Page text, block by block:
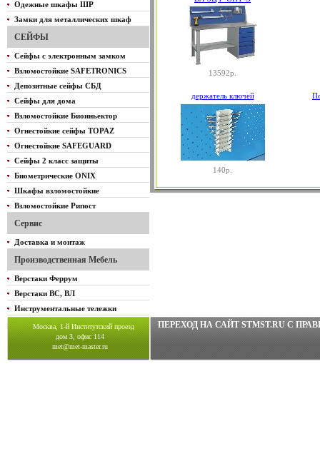
Одежные шкафы ШР
Замки для металлических шкаф
СЕЙФЫ
Сейфы с электронным замком
Взломостойкие SAFETRONICS
Депозитные сейфы СБД
Сейфы для дома
Взломостойкие Биоиньектор
Огнестойкие сейфы TOPAZ
Огнестойкие SAFEGUARD
Сейфы 2 класс защиты
Биометрические ONIX
Шкафы взломостойкие
Взломостойкие Рипост
Сервис
Доставка и монтаж
Производственная Мебель
Верстаки Феррум
Верстаки ВС, ВЛ
Инструментальные тележки
13592р.
держатель ключей
140р.
Москва, 1-й Институтский проезд
дом 3, офис 114
met@met-master.ru
ПЕРЕХОД НА САЙТ STMST.RU C